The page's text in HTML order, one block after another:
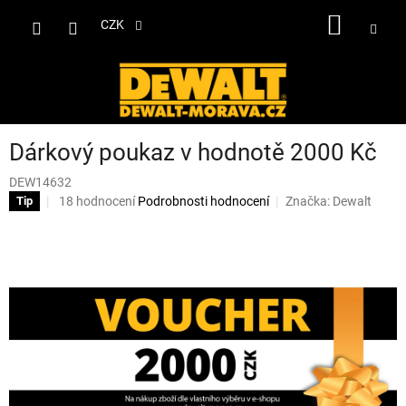
CZK
Dárkový poukaz v hodnotě 2000 Kč
DEW14632
Tip
Průměrné
z
hvězdiček.
18 hodnocení Podrobnosti hodnocení Značka: Dewalt